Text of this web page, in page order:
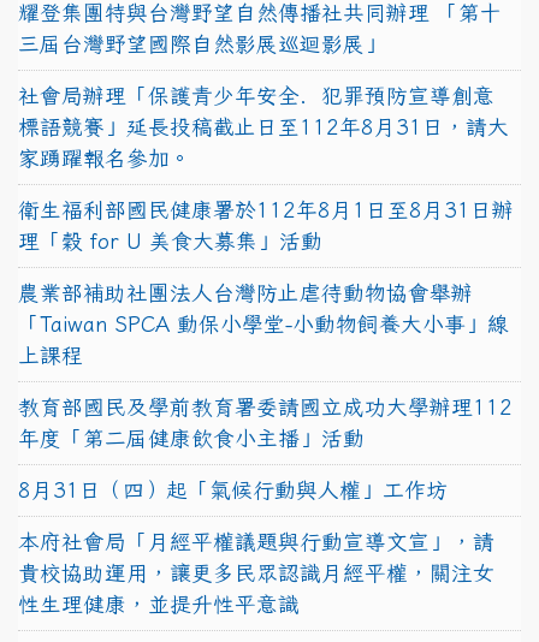
耀登集團特與台灣野望自然傳播社共同辦理 「第十
三屆台灣野望國際自然影展巡迴影展」
社會局辦理「保護青少年安全．犯罪預防宣導創意
標語競賽」延長投稿截止日至112年8月31日，請大
家踴躍報名參加。
衛生福利部國民健康署於112年8月1日至8月31日辦
理「穀 for U 美食大募集」活動
農業部補助社團法人台灣防止虐待動物協會舉辦
「Taiwan SPCA 動保小學堂-小動物飼養大小事」線
上課程
教育部國民及學前教育署委請國立成功大學辦理112
年度「第二屆健康飲食小主播」活動
8月31日（四）起「氣候行動與人權」工作坊
本府社會局「月經平權議題與行動宣導文宣」，請
貴校協助運用，讓更多民眾認識月經平權，關注女
性生理健康，並提升性平意識